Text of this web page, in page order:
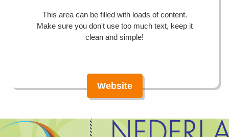
This area can be filled with loads of content.
Make sure you don't use too much text, keep it
clean and simple!
Website